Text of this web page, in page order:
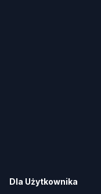
Dla Użytkownika